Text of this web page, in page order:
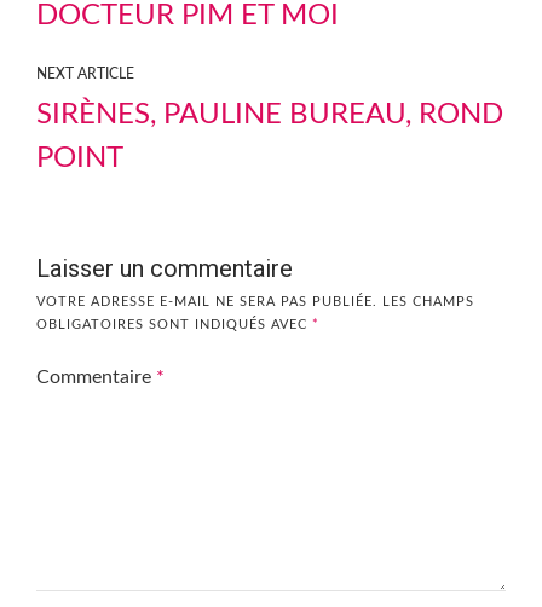
DOCTEUR PIM ET MOI
NEXT ARTICLE
SIRÈNES, PAULINE BUREAU, ROND
POINT
Laisser un commentaire
VOTRE ADRESSE E-MAIL NE SERA PAS PUBLIÉE.
LES CHAMPS
OBLIGATOIRES SONT INDIQUÉS AVEC *
Commentaire *